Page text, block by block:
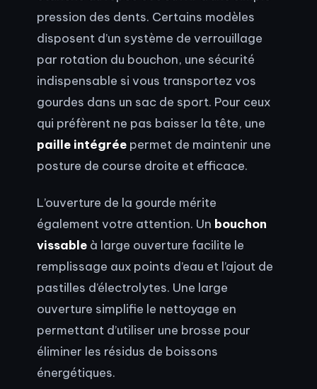
pression des dents. Certains modèles
disposent d’un système de verrouillage
par rotation du bouchon, une sécurité
indispensable si vous transportez vos
gourdes dans un sac de sport. Pour ceux
qui préfèrent ne pas baisser la tête, une
paille intégrée permet de maintenir une
posture de course droite et efficace.
L’ouverture de la gourde mérite
également votre attention. Un bouchon
vissable à large ouverture facilite le
remplissage aux points d’eau et l’ajout de
pastilles d’électrolytes. Une large
ouverture simplifie le nettoyage en
permettant d’utiliser une brosse pour
éliminer les résidus de boissons
énergétiques.